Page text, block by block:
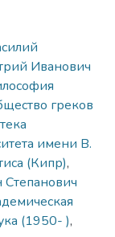
Иванович
греков
имени В.
(Кипр),
Степанович
(1950- ),